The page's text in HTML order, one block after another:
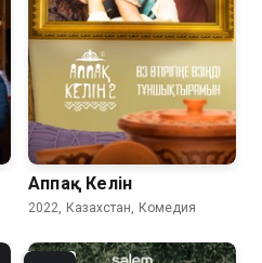
Аппақ Келін
2022, Казахстан, Комедия